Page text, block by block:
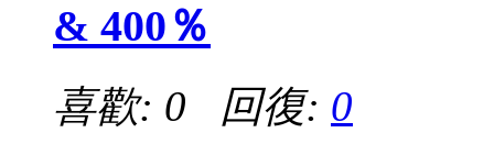
& 400％
喜歡: 0 回復: 0